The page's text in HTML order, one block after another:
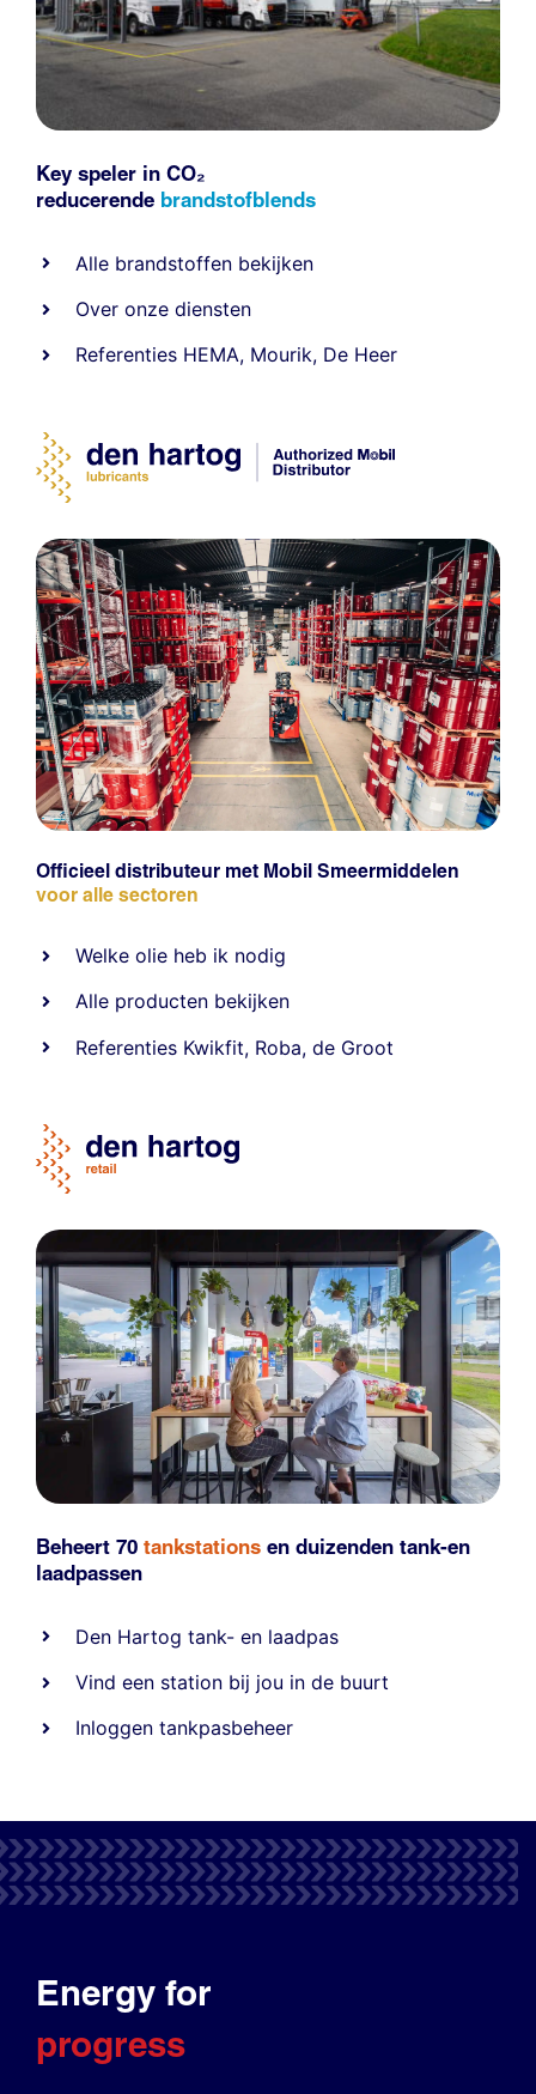
Key speler in CO₂
reducerende brandstofblends
Alle brandstoffen bekijken
Over onze diensten
Referenties HEMA, Mourik, De Heer
Officieel distributeur met Mobil Smeermiddelen
voor alle sectoren
Welke olie heb ik nodig
Alle producten bekijken
Referenties Kwikfit, Roba,de Groot
Beheert 70 tankstations en duizenden tank-en
laadpassen
Den Hartog tank- en laadpas
Vind een station bij jou in de buurt
Inloggen tankpasbeheer
Energy for
progress